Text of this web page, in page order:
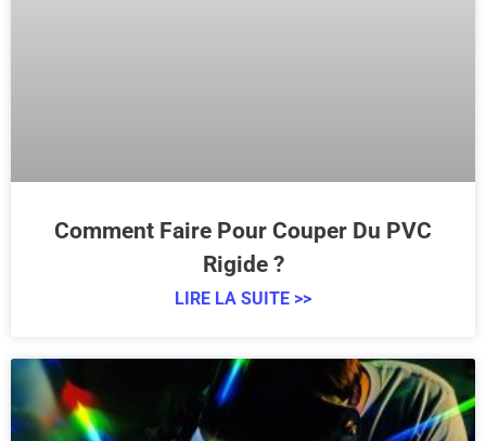
Comment Faire Pour Couper Du PVC
Rigide ?
LIRE LA SUITE >>